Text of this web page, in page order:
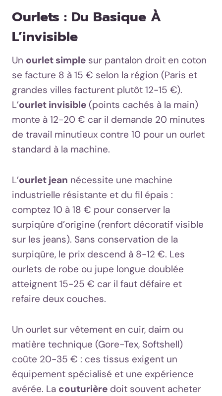
Ourlets : Du Basique À
L’invisible
Un ourlet simple sur pantalon droit en coton
se facture 8 à 15 € selon la région (Paris et
grandes villes facturent plutôt 12-15 €).
L’ourlet invisible (points cachés à la main)
monte à 12-20 € car il demande 20 minutes
de travail minutieux contre 10 pour un ourlet
standard à la machine.
L’ourlet jean nécessite une machine
industrielle résistante et du fil épais :
comptez 10 à 18 € pour conserver la
surpiqûre d’origine (renfort décoratif visible
sur les jeans). Sans conservation de la
surpiqûre, le prix descend à 8-12 €. Les
ourlets de robe ou jupe longue doublée
atteignent 15-25 € car il faut défaire et
refaire deux couches.
Un ourlet sur vêtement en cuir, daim ou
matière technique (Gore-Tex, Softshell)
coûte 20-35 € : ces tissus exigent un
équipement spécialisé et une expérience
avérée. La couturière doit souvent acheter